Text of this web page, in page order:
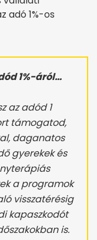
adó 1%-os
1%-áról…
az adód 1
támogatod,
daganatos
gyerekek és
a programok
visszatérésig
kapaszkodót
is.